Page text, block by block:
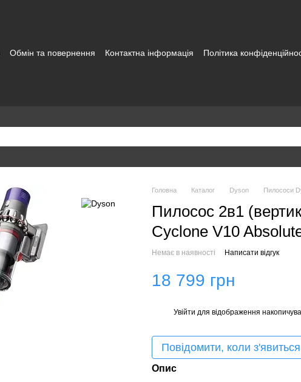
Обмін та повернення Контактна інформація
Політика
Головна Каталог Dyson Пилососи
Пилосос 2в1
Cyclone V10
Немає в наявності Написати відгук
18 799 грн
Увійти для відображення
Повідомити, коли з'явиться
Опис